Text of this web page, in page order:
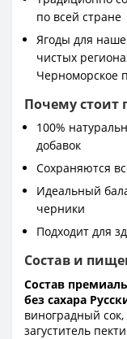
по всей стране
Ягоды для
чистых
Черноморское
Почему стоит
100%
добавок
Сохраняются
Идеальный
черники
Подходит для
Состав и
Состав
без сахара
виноградный
загуститель